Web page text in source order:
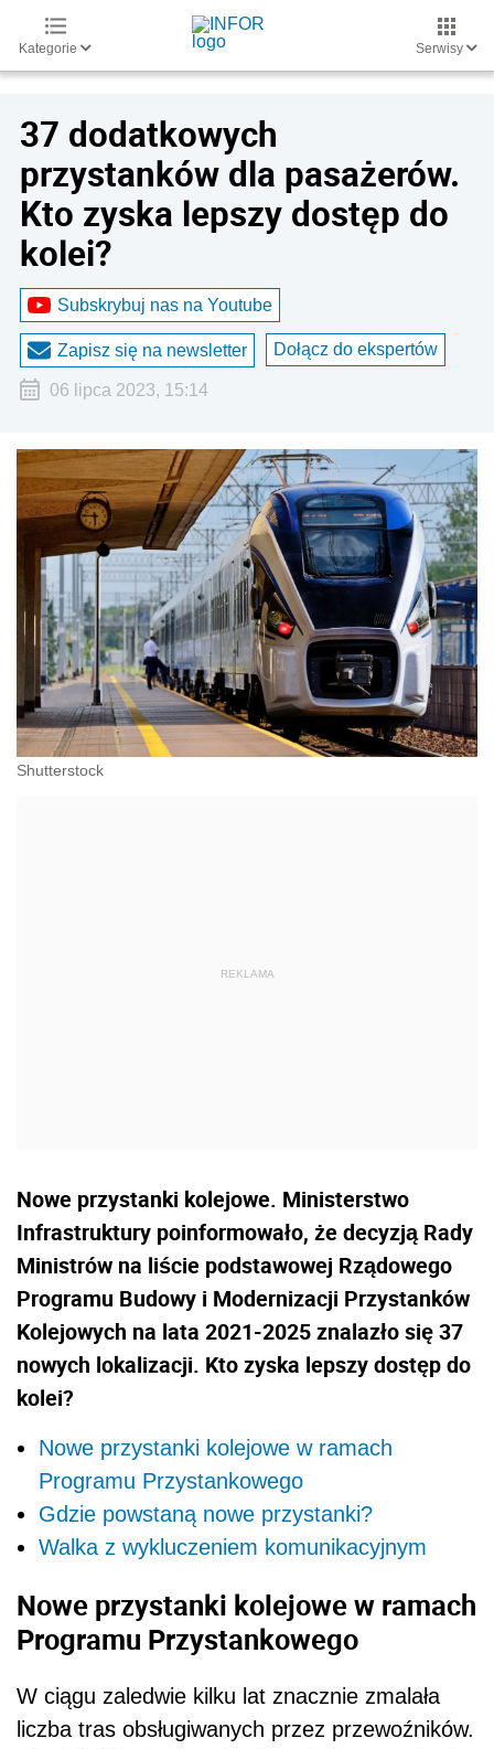
Kategorie Serwisy
37 dodatkowych
przystanków dla pasażerów.
Kto zyska lepszy dostęp do
kolei?
Subskrybuj nas na Youtube
Zapisz się na newsletter Dołącz do ekspertów
06 lipca 2023, 15:14
Shutterstock
Nowe przystanki kolejowe. Ministerstwo
Infrastruktury poinformowało, że decyzją Rady
Ministrów na liście podstawowej Rządowego
Programu Budowy i Modernizacji Przystanków
Kolejowych na lata 2021-2025 znalazło się 37
nowych lokalizacji. Kto zyska lepszy dostęp do
kolei?
Nowe przystanki kolejowe w ramach
Programu Przystankowego
Gdzie powstaną nowe przystanki?
Walka z wykluczeniem komunikacyjnym
Nowe przystanki kolejowe w ramach
Programu Przystankowego
W ciągu zaledwie kilku lat znacznie zmalała
liczba tras obsługiwanych przez przewoźników.